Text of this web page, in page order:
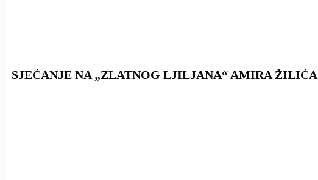
SJEĆANJE NA „ZLATNOG LJILJANA“ AMIRA ŽILIĆA